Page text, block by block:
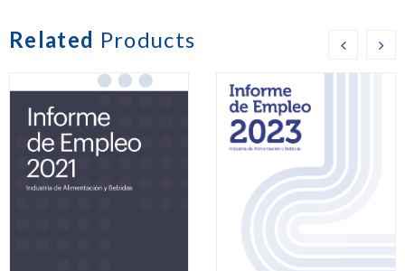
Related Products